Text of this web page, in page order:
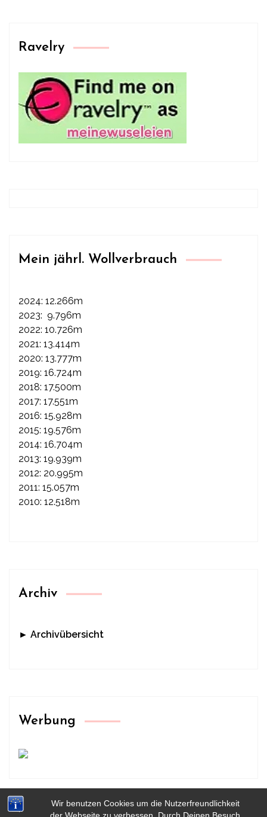
Wir benutzen Cookies um die Nutzerfreundlichkeit
Ravelry
Mein jährl. Wollverbrauch
2024: 12.266m
2023: 9.796m
2022: 10.726m
2021: 13.414m
2020: 13.777m
2019: 16.724m
2018: 17.500m
2017: 17.551m
2016: 15.928m
2015: 19.576m
2014: 16.704m
2013: 19.939m
2012: 20.995m
2011: 15.057m
2010: 12.518m
Archiv
► Archivübersicht
Werbung